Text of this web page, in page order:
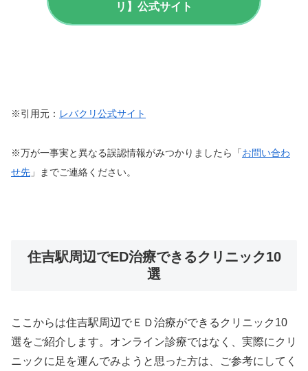
リ】公式サイト
※引用元： レバクリ公式サイト
※万が一事実と異なる誤認情報がみつかりましたら「お問い合わ
せ先 」までご連絡ください。
住吉駅周辺でED治療できるクリニック10
選
ここからは住吉駅周辺でＥＤ治療ができるクリニック10
選をご紹介します。オンライン診療ではなく、実際にクリ
ニックに足を運んでみようと思った方は、ご参考にしてく